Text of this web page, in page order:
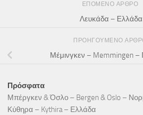
ΕΠΌΜΕΝΟ ΆΡΘΡΟ
Λευκάδα – Ελλάδα
ΠΡΟΗΓΟΎΜΕΝΟ
Μέμινγκεν – Memmingen –
Πρόσφατα
Μπέργκεν & Όσλο – Bergen & Oslo –
Κύθηρα – Kythira – Ελλάδα